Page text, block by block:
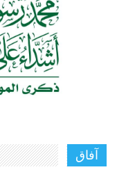
آفاق